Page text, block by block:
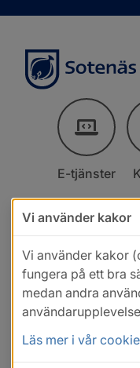
E-tjänster
Vi använder kakor
Vi använder kakor
fungera på ett bra
medan andra
Läs mer i vår